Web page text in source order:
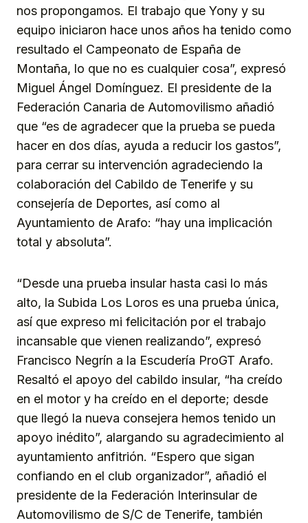
nos propongamos. El trabajo que Yony y su
equipo iniciaron hace unos años ha tenido como
resultado el Campeonato de España de
Montaña, lo que no es cualquier cosa”, expresó
Miguel Ángel Domínguez. El presidente de la
Federación Canaria de Automovilismo añadió
que “es de agradecer que la prueba se pueda
hacer en dos días, ayuda a reducir los gastos”,
para cerrar su intervención agradeciendo la
colaboración del Cabildo de Tenerife y su
consejería de Deportes, así como al
Ayuntamiento de Arafo: “hay una implicación
total y absoluta”.
“Desde una prueba insular hasta casi lo más
alto, la Subida Los Loros es una prueba única,
así que expreso mi felicitación por el trabajo
incansable que vienen realizando”, expresó
Francisco Negrín a la Escudería ProGT Arafo.
Resaltó el apoyo del cabildo insular, “ha creído
en el motor y ha creído en el deporte; desde
que llegó la nueva consejera hemos tenido un
apoyo inédito”, alargando su agradecimiento al
ayuntamiento anfitrión. “Espero que sigan
confiando en el club organizador”, añadió el
presidente de la Federación Interinsular de
Automovilismo de S/C de Tenerife, también